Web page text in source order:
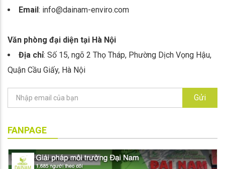
Email: info@dainam-enviro.com
Văn phòng đại diện tại Hà Nội
Địa chỉ: Số 15, ngõ 2 Thọ Tháp, Phường Dịch Vọng Hậu,
Quận Cầu Giấy, Hà Nội
Gửi
FANPAGE